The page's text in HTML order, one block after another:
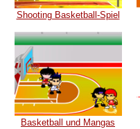
Shooting Basketball-Spiel
Basketball und Mangas